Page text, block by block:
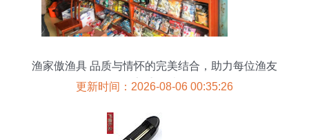
渔家傲渔具 品质与情怀的完美结合，助力每位渔友
畅享垂钓乐趣
更新时间：2026-08-06 00:35:26